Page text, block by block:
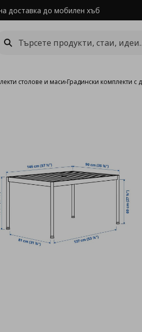
доставка до мобилен хъб
столове и маси›Градински комплекти с